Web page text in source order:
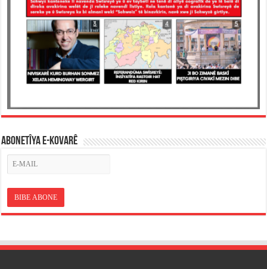
ABONETÎYA E-KOVARÊ